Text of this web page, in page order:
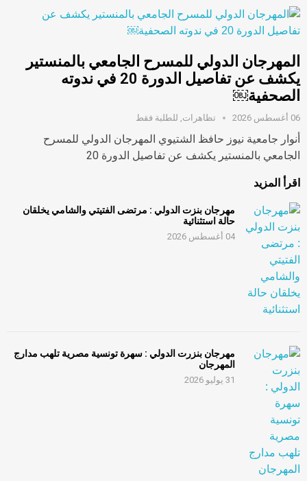
المهرجان الدولي للمسرح الجامعي بالمنستير
يكشف عن تفاصيل الدورة 20 في ندوته
الصحفية￼
06 أغسطس 2026 تظاهرات للطلبة فقط
أنوار جامعية نيوز حافظ الشتيوي المهرجان الدولي للمسرح
الجامعي بالمنستير يكشف عن تفاصيل الدورة 20
اقرأ المزيد
مهرجان بنزت الدولي : مرتضى الفتيتي والشامي يخلقان
حالة استثنائية
04 أغسطس 2026
مهرجان بنزرت الدولي : سهرة تونسية مصرية تلهب مدارج
المهرجان
31 يوليو 2026